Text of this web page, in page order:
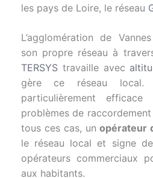
les pays de Loire, le réseau
L’agglomération de
son propre réseau à
TERSYStravaille avec
gère ce réseau local.
particulièrement
problèmes de
tous ces cas, unopérateur
le réseau local et signe
opérateurs commerciaux
aux habitants.